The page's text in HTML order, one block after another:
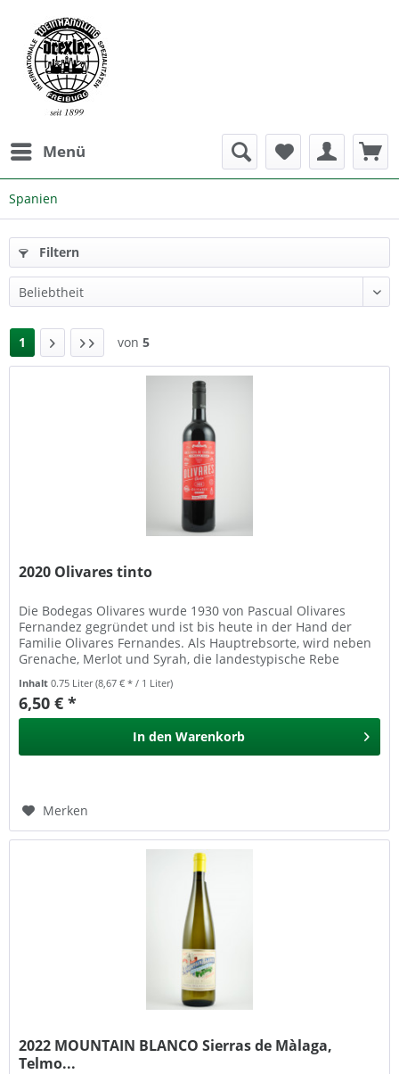
Menü
Spanien
Filtern
1 von 5
2020 Olivares tinto
Die Bodegas Olivares wurde 1930 von Pascual Olivares
Fernandez gegründet und ist bis heute in der Hand der
Familie Olivares Fernandes. Als Hauptrebsorte, wird neben
Grenache, Merlot und Syrah, die landestypische Rebe
Inhalt0.75 Liter(8,67 € * / 1 Liter)
6,50 € *
In den Warenkorb
Merken
2022 MOUNTAIN BLANCO Sierras de Màlaga,
Telmo...